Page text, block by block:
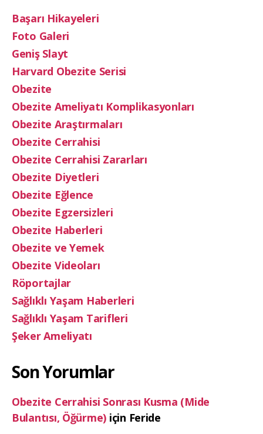
Başarı Hikayeleri
Foto Galeri
Geniş Slayt
Harvard Obezite Serisi
Obezite
Obezite Ameliyatı Komplikasyonları
Obezite Araştırmaları
Obezite Cerrahisi
Obezite Cerrahisi Zararları
Obezite Diyetleri
Obezite Eğlence
Obezite Egzersizleri
Obezite Haberleri
Obezite ve Yemek
Obezite Videoları
Röportajlar
Sağlıklı Yaşam Haberleri
Sağlıklı Yaşam Tarifleri
Şeker Ameliyatı
Son Yorumlar
Obezite Cerrahisi Sonrası Kusma (Mide
Bulantısı, Öğürme) için Feride